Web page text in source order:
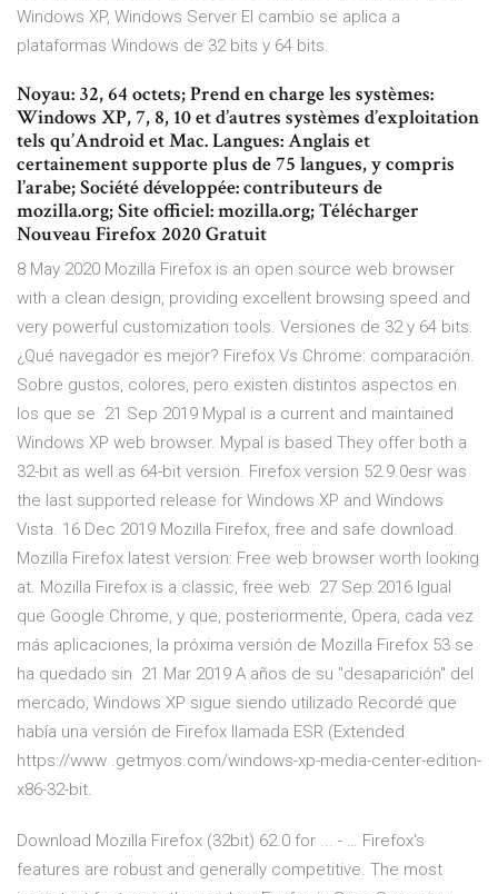
Windows XP, Windows Server El cambio se aplica a
plataformas Windows de 32 bits y 64 bits.
Noyau: 32, 64 octets; Prend en charge les systèmes:
Windows XP, 7, 8, 10 et d’autres systèmes d’exploitation
tels qu’Android et Mac. Langues: Anglais et
certainement supporte plus de 75 langues, y compris
l’arabe; Société développée: contributeurs de
mozilla.org; Site officiel: mozilla.org; Télécharger
Nouveau Firefox 2020 Gratuit
8 May 2020 Mozilla Firefox is an open source web browser
with a clean design, providing excellent browsing speed and
very powerful customization tools. Versiones de 32 y 64 bits.
¿Qué navegador es mejor? Firefox Vs Chrome: comparación.
Sobre gustos, colores, pero existen distintos aspectos en
los que se 21 Sep 2019 Mypal is a current and maintained
Windows XP web browser. Mypal is based They offer both a
32-bit as well as 64-bit version. Firefox version 52.9.0esr was
the last supported release for Windows XP and Windows
Vista. 16 Dec 2019 Mozilla Firefox, free and safe download.
Mozilla Firefox latest version: Free web browser worth looking
at. Mozilla Firefox is a classic, free web 27 Sep 2016 Igual
que Google Chrome, y que, posteriormente, Opera, cada vez
más aplicaciones, la próxima versión de Mozilla Firefox 53 se
ha quedado sin 21 Mar 2019 A años de su "desaparición" del
mercado, Windows XP sigue siendo utilizado Recordé que
había una versión de Firefox llamada ESR (Extended
https://www .getmyos.com/windows-xp-media-center-edition-
x86-32-bit.
Download Mozilla Firefox (32bit) 62.0 for ... - … Firefox's
features are robust and generally competitive. The most